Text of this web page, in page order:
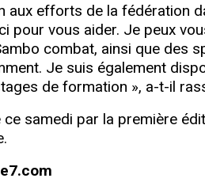
aux efforts de la fédération
pour vous aider. Je peux
combat, ainsi que des
Je suis également
de formation », a-t-il
samedi par la première